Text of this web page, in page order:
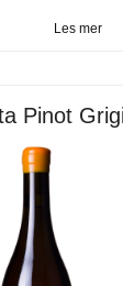
Les mer
Pinot